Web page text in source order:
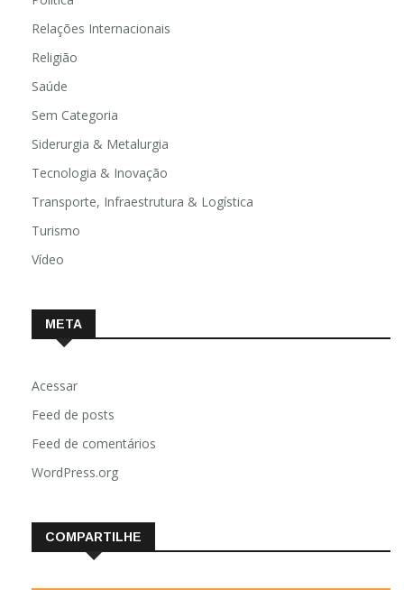
Relações Internacionais
Religião
Saúde
Sem Categoria
Siderurgia & Metalurgia
Tecnologia & Inovação
Transporte, Infraestrutura & Logística
Turismo
Vídeo
META
Acessar
Feed de posts
Feed de comentários
WordPress.org
COMPARTILHE